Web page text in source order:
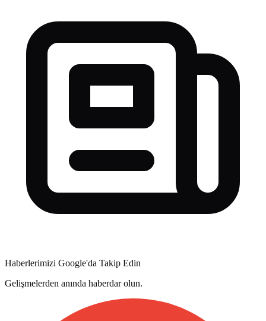
Haberlerimizi Google'da Takip Edin
Gelişmelerden anında haberdar olun.